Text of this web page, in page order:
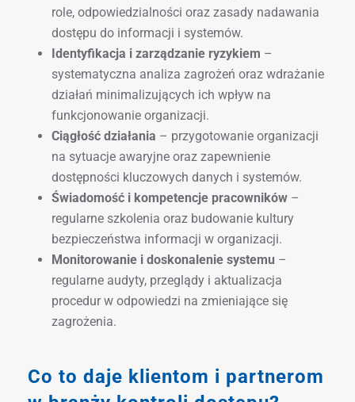
role, odpowiedzialności oraz zasady nadawania
dostępu do informacji i systemów.
Identyfikacja i zarządzanie ryzykiem –
systematyczna analiza zagrożeń oraz wdrażanie
działań minimalizujących ich wpływ na
funkcjonowanie organizacji.
Ciągłość działania – przygotowanie organizacji
na sytuacje awaryjne oraz zapewnienie
dostępności kluczowych danych i systemów.
Świadomość i kompetencje pracowników –
regularne szkolenia oraz budowanie kultury
bezpieczeństwa informacji w organizacji.
Monitorowanie i doskonalenie systemu –
regularne audyty, przeglądy i aktualizacja
procedur w odpowiedzi na zmieniające się
zagrożenia.
Co to daje klientom i partnerom